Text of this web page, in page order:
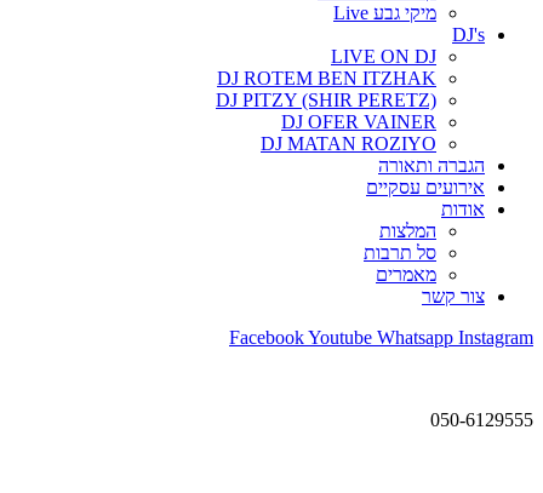
מיקי גבע Live
DJ's
LIVE ON DJ
DJ ROTEM BEN ITZHAK
DJ PITZY (SHIR PERETZ)
DJ OFER VAINER
DJ MATAN ROZIYO
הגברה ותאורה
אירועים עסקיים
אודות
המלצות
סל תרבות
מאמרים
צור קשר
FacebookYoutube Whatsapp Instagram
050-6129555